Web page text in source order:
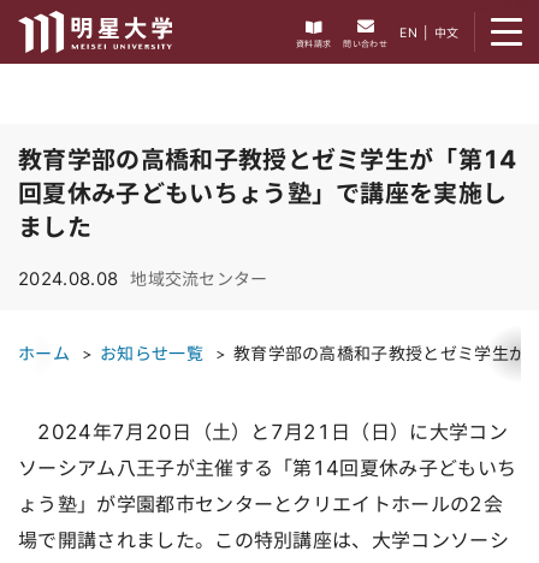
資料請求 問い合わせ
EN 中文
教育学部の高橋和子教授とゼミ学生が「第14
回夏休み子どもいちょう塾」で講座を実施し
ました
2024.08.08 地域交流センター
ホーム お知らせ一覧 教育学部の高橋和子教授とゼミ学生が
2024年7月20日（土）と7月21日（日）に大学コン
ソーシアム八王子が主催する「第14回夏休み子どもいち
ょう塾」が学園都市センターとクリエイトホールの2会
場で開講されました。この特別講座は、大学コンソーシ